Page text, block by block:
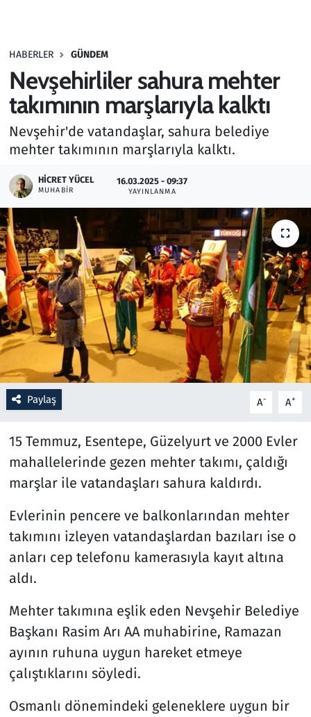
HABERLER GÜNDEM
Nevşehirliler sahura mehter
takımının marşlarıyla kalktı
Nevşehir'de vatandaşlar, sahura belediye
mehter takımının marşlarıyla kalktı.
HICRET YÜCEL
MUHABIR
16.03.2025 - 09:37
YAYINLANMA
Paylaş A- A+
15 Temmuz, Esentepe, Güzelyurt ve 2000 Evler
mahallelerinde gezen mehter takımı, çaldığı
marşlar ile vatandaşları sahura kaldırdı.
Evlerinin pencere ve balkonlarından mehter
takımını izleyen vatandaşlardan bazıları ise o
anları cep telefonu kamerasıyla kayıt altına
aldı.
Mehter takımına eşlik eden Nevşehir Belediye
Başkanı Rasim Arı AA muhabirine, Ramazan
ayının ruhuna uygun hareket etmeye
çalıştıklarını söyledi.
Osmanlı dönemindeki geleneklere uygun bir
Haber
Kültür Sanat
Kurumsal Haberler
Otomobil
Oyun
Ramazan
Resmi İlanlar
Rüya Tabirleri
Sağlık
Savunma Sanayi
Seçim 2023
Spor
Teknoloji ve Bilim